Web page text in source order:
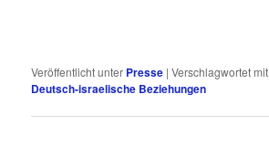
Veröffentlicht unter Presse |Verschlagwortet mit
Deutsch-israelische Beziehungen